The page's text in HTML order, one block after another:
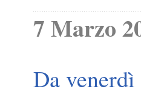
7 Marzo
Da